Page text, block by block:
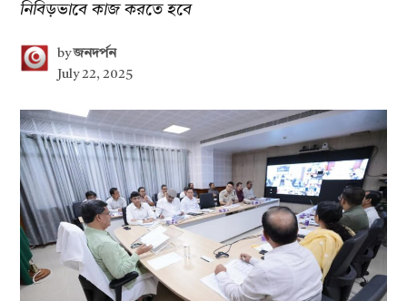
নিবিড়ভাবে কাজ করতে হবে
by জনদর্পন
July 22, 2025